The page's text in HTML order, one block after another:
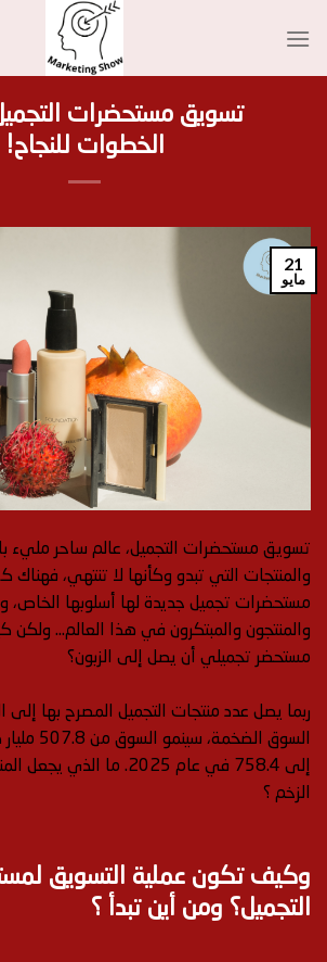
تسويق مستحضرات
الخطوات للنجاح!
21
مايو
تسويق مستحضرات التجميل، عالم ساحر مليء
والمنتجات التي تبدو وكأنها لا تنتهي،
مستحضرات تجميل جديدة لها أسلوبها الخاص،
والمنتجون والمبتكرون في هذا العالم… ولكن
مستحضر تجميلي أن يصل إلى الزبون؟
ربما يصل عدد منتجات التجميل المصرح بها
إلى 758.4 في عام 2025. ما
الزخم ؟
وكيف تكون عملية التسويق
التجميل؟ ومن أين تبدأ ؟